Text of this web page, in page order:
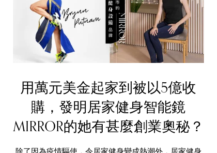
用萬元美金起家到被以5億收
購，發明居家健身智能鏡
MIRROR的她有甚麼創業奧秘？
除了因為疫情驅使，令居家健身變成熱潮外，居家健身